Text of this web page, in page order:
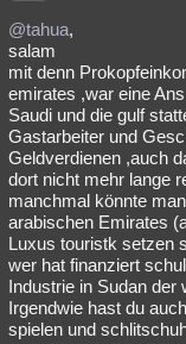
@tahua,
salam
mit denn
emirates ,war eine
Saudi und die gulf
Gastarbeiter und
Geldverdienen ,auch
dort nicht mehr lange
manchmal könnte
arabischen Emirates
Luxus touristk setzen
wer hat finanziert
Industrie in Sudan der
Irgendwie hast du
spielen und